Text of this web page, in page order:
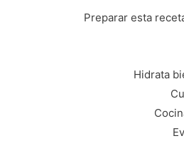
Preparar esta
Hidrata